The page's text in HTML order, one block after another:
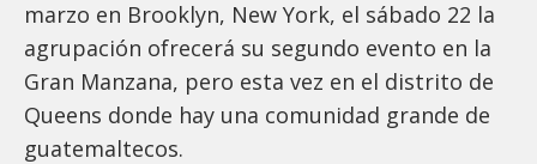
marzo en Brooklyn, New York, el sábado 22 la
agrupación ofrecerá su segundo evento en la
Gran Manzana, pero esta vez en el distrito de
Queens donde hay una comunidad grande de
guatemaltecos.